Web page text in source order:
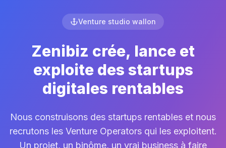
Venture studio wallon
Zenibiz crée, lance et
exploite des startups
digitales rentables
Nous construisons des startups rentables et nous
recrutons les Venture Operators qui les exploitent.
Un projet, un binôme, un vrai business à faire